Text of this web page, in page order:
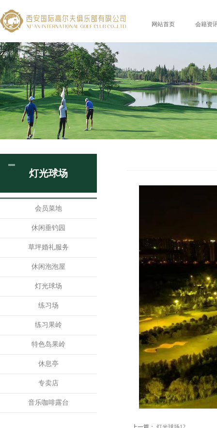
网站首页 会籍资
灯光球场
会员菜地
休闲垂钓园
草坪婚礼服务
休闲泡泡屋
灯光球场
练习场
练习果岭
特色岛果岭
休息亭
专卖店
音乐咖啡露台